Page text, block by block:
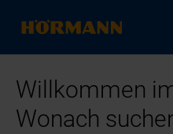
Willkommen
Wonach